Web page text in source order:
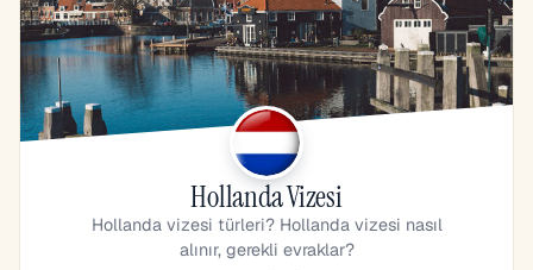
Hollanda Vizesi
Hollanda vizesi türleri? Hollanda vizesi nasıl
alınır, gerekli evraklar?